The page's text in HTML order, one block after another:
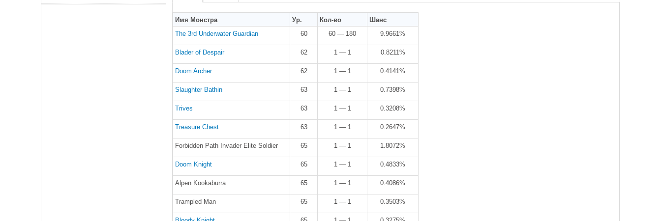
Имя Монстра Ур. Кол-во
Шанс
The 3rd Underwater Guardian
60 60 — 180 9.9661%
Blader of Despair 62 1 — 1 0.8211%
Doom Archer 62 1 — 1 0.4141%
Slaughter Bathin 63 1 — 1 0.7398%
Trives 63 1 — 1 0.3208%
Treasure Chest 63 1 — 1 0.2647%
Forbidden Path Invader Elite Soldier 65 1 — 1 1.8072%
Doom Knight 65 1 — 1 0.4833%
Alpen Kookaburra 65 1 — 1 0.4086%
Trampled Man 65 1 — 1 0.3503%